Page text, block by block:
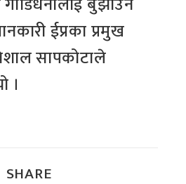
ईप्रका प्रमुख
सापकोटाले
।
SHARE